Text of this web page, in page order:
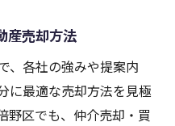
産売却方法
、各社の強みや提案内
に最適な売却方法を見極
野区でも、仲介売却・買